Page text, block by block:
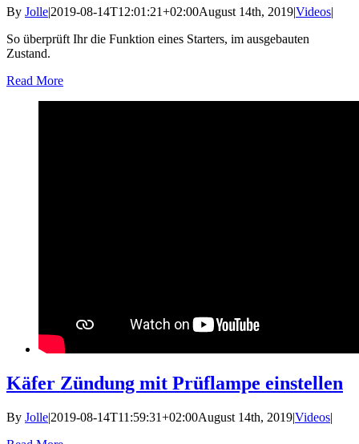
By Jolle|2019-08-14T12:01:21+02:00August 14th, 2019|Videos|
So überprüft Ihr die Funktion eines Starters, im ausgebauten
Zustand.
Read More
Käfer Zündung mit Prüflampe einstellen
By Jolle|2019-08-14T11:59:31+02:00August 14th, 2019|Videos|